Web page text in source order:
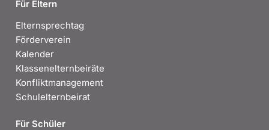
Für Eltern
Elternsprechtag
Förderverein
Kalender
Klassenelternbeiräte
Konfliktmanagement
Schulelternbeirat
Für Schüler